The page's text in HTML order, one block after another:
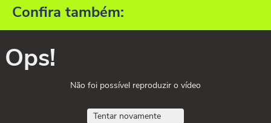
Confira também:
Ops!
Não foi possível reproduzir o vídeo
Tentar novamente